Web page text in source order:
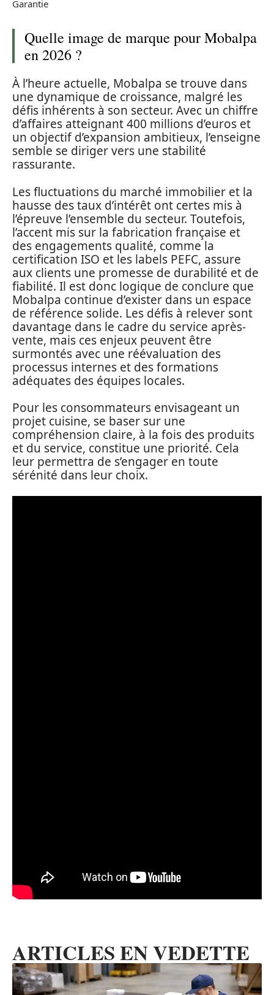
Garantie
Quelle image de marque pour Mobalpa
en 2026 ?
À l’heure actuelle, Mobalpa se trouve dans
une dynamique de croissance, malgré les
défis inhérents à son secteur. Avec un chiffre
d’affaires atteignant 400 millions d’euros et
un objectif d’expansion ambitieux, l’enseigne
semble se diriger vers une stabilité
rassurante.
Les fluctuations du marché immobilier et la
hausse des taux d’intérêt ont certes mis à
l’épreuve l’ensemble du secteur. Toutefois,
l’accent mis sur la fabrication française et
des engagements qualité, comme la
certification ISO et les labels PEFC, assure
aux clients une promesse de durabilité et de
fiabilité. Il est donc logique de conclure que
Mobalpa continue d’exister dans un espace
de référence solide. Les défis à relever sont
davantage dans le cadre du service après-
vente, mais ces enjeux peuvent être
surmontés avec une réévaluation des
processus internes et des formations
adéquates des équipes locales.
Pour les consommateurs envisageant un
projet cuisine, se baser sur une
compréhension claire, à la fois des produits
et du service, constitue une priorité. Cela
leur permettra de s’engager en toute
sérénité dans leur choix.
ARTICLES EN VEDETTE